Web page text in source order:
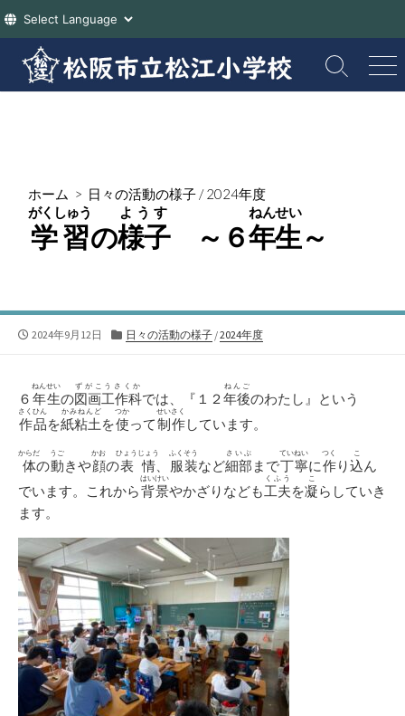
テ
検
索
メ
ニ
ホーム > 日々の活動の様子 /2024年度
学習
がくしゅう
の様子
ようす
～６年生
ねんせい
～
公
2024年9月12日
カ
リ
ー
日々の活動の様子/2024年度
６ 年生
ねんせい
の図画工作科
ずがこうさくか
では、『１２年後
ねんご
のわたし』という
作品
さくひん
を紙粘土
かみねんど
を使
つか
って制作
せいさく
しています。
体
からだ
の動
うご
きや顔
かお
の表情
ひょうじょう
、 服装
ふくそう
など細部
さいぶ
まで丁寧
ていねい
に作
つく
り込
こ
ん
でいます。これから背景
はいけい
やかざりなども工夫
くふう
を凝
こ
らしていき
ます。